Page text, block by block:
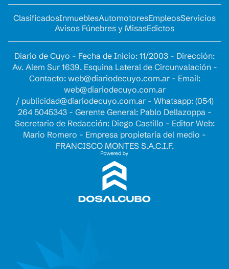
ClasificadosInmueblesAutomotoresEmpleosServicios
Avisos Fúnebres y MisasEdictos
Diario de Cuyo - Fecha de Inicio: 11/2003 - Dirección:
Av. Alem Sur 1639. Esquina Lateral de Circunvalación -
Contacto: web@diariodecuyo.com.ar- Email:
web@diariodecuyo.com.ar
/ publicidad@diariodecuyo.com.ar- Whatsapp: (054)
264 5045343 - Gerente General: Pablo Dellazoppa -
Secretario de Redacción: Diego Castillo - Editor Web:
Mario Romero - Empresa propietaria del medio -
FRANCISCO MONTES S.A.C.I.F.